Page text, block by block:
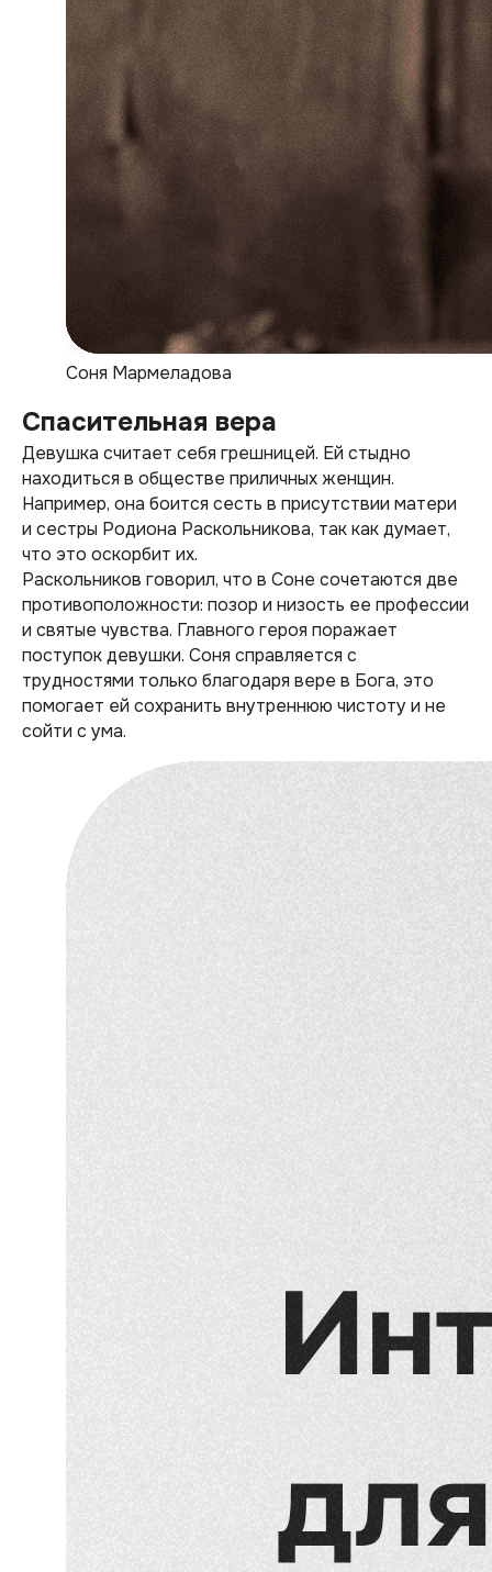
Соня Мармеладова
Спасительная вера
Девушка считает себя грешницей. Ей стыдно
находиться в обществе приличных женщин.
Например, она боится сесть в присутствии матери
и сестры Родиона Раскольникова, так как думает,
что это оскорбит их.
Раскольников говорил, что в Соне сочетаются две
противоположности: позор и низость ее профессии
и святые чувства. Главного героя поражает
поступок девушки. Соня справляется с
трудностями только благодаря вере в Бога, это
помогает ей сохранить внутреннюю чистоту и не
сойти с ума.